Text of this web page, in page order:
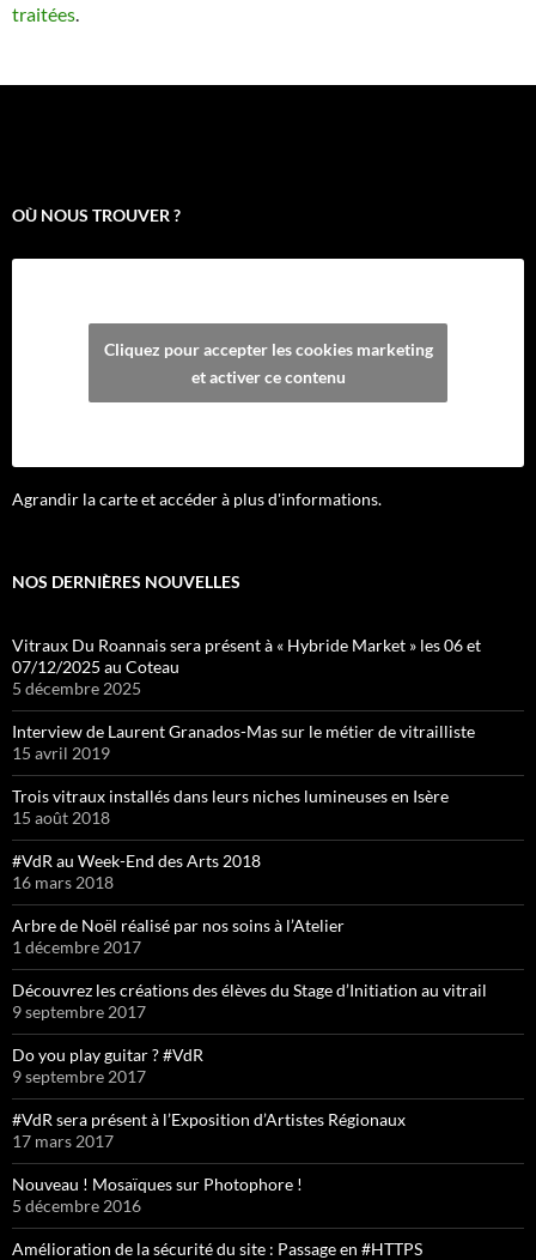
traitées
OÙ NOUS TROUVER ?
Cliquez pour accepter les cookies marketing
et activer ce contenu
Agrandir la carte et accéder à plus d'informations.
NOS DERNIÈRES NOUVELLES
Vitraux Du Roannais sera présent à « Hybride Market » les 06 et
07/12/2025 au Coteau
5 décembre 2025
Interview de Laurent Granados-Mas sur le métier de vitrailliste
15 avril 2019
Trois vitraux installés dans leurs niches lumineuses en Isère
15 août 2018
#VdR au Week-End des Arts 2018
16 mars 2018
Arbre de Noël réalisé par nos soins à l’Atelier
1 décembre 2017
Découvrez les créations des élèves du Stage d’Initiation au vitrail
9 septembre 2017
Do you play guitar ? #VdR
9 septembre 2017
#VdR sera présent à l’Exposition d’Artistes Régionaux
17 mars 2017
Nouveau ! Mosaïques sur Photophore !
5 décembre 2016
Amélioration de la sécurité du site : Passage en #HTTPS